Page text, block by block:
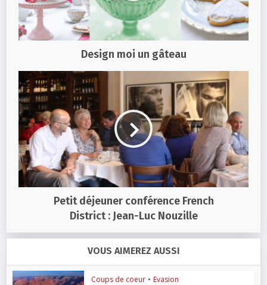
Design moi un gâteau
Petit déjeuner conférence French
District : Jean-Luc Nouzille
VOUS AIMEREZ AUSSI
Coups de coeur • Evasion